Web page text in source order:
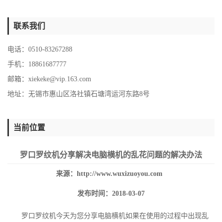
联系我们
电话：0510-83267288
手机：18861687777
邮箱： xiekeke@vip.163.com
地址：无锡市惠山区洛社镇石塘湾运河东路8号
当前位置
罗口罗纹机分享解决电脑横机的乱花问题的解决办法
来源： http://www.wuxizuoyou.com
发布时间：2018-03-07
罗口罗纹机今天为您分享电脑横机如果在使用的过程中出现乱